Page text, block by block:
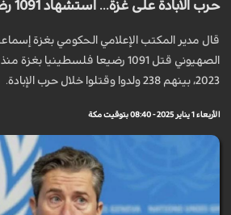
حرب الابادة على غزة... استشهاد 1091 رضيعاً منذ 7 اكتوبر
قال مدير المكتب الإعلامي الحكومي بغزة إسماعيل
2023، بينهم 238 ولدوا وقتلوا خلال حرب الإبادة.
الأربعاء 1 يناير 2025 - 08:40 بتوقيت مكة